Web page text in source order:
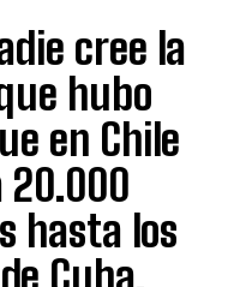
cree la
hubo
en Chile
20.000
hasta los